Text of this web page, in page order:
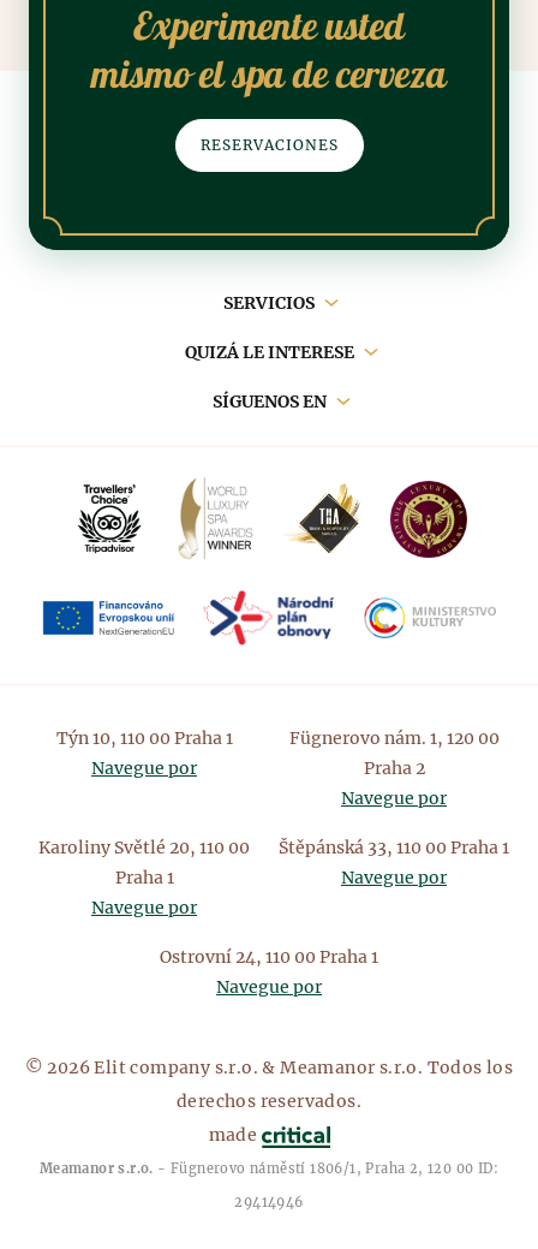
Experimente usted
mismo el spa de cerveza
RESERVACIONES
SERVICIOS
QUIZÁ LE INTERESE
SÍGUENOS EN
Týn 10, 110 00 Praha 1
Navegue por
Fügnerovo nám. 1, 120 00
Praha 2
Navegue por
Karoliny Světlé 20, 110 00
Praha 1
Navegue por
Štěpánská 33, 110 00 Praha 1
Navegue por
Ostrovní 24, 110 00 Praha 1
Navegue por
© 2026 Elit company s.r.o. & Meamanor s.r.o. Todos los
derechos reservados.
made
Meamanor s.r.o. - Fügnerovo náměstí 1806/1, Praha 2, 120 00 ID:
29414946